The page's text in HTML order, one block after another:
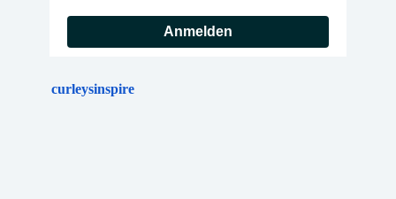
Anmelden
curleysinspire